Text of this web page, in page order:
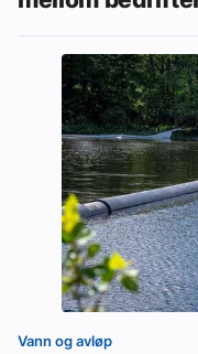
Vann og avløp